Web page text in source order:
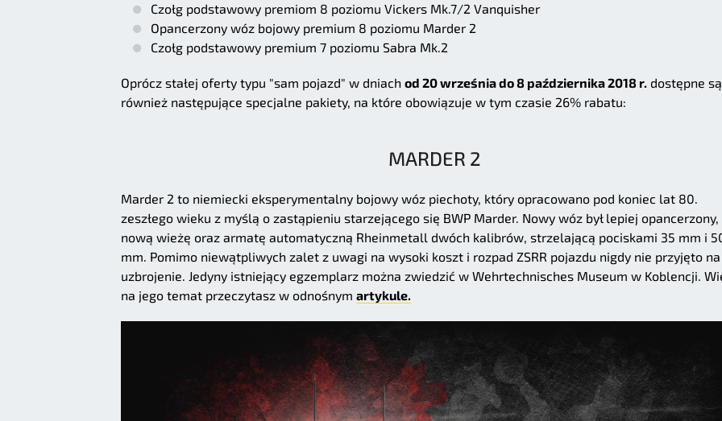
Czołg podstawowy premiom 8 poziomu Vickers Mk.7/2 Vanquisher
Opancerzony wóz bojowy premium 8 poziomu Marder 2
Czołg podstawowy premium 7 poziomu Sabra Mk.2
Oprócz stałej oferty typu "sam pojazd" w dniach od 20 września do 8 października 2018 r. dostępne są
również następujące specjalne pakiety, na które obowiązuje w tym czasie 26% rabatu:
MARDER 2
Marder 2 to niemiecki eksperymentalny bojowy wóz piechoty, który opracowano pod koniec lat 80.
zeszłego wieku z myślą o zastąpieniu starzejącego się BWP Marder. Nowy wóz był lepiej opancerzony,
nową wieżę oraz armatę automatyczną Rheinmetall dwóch kalibrów, strzelającą pociskami 35 mm i
mm. Pomimo niewątpliwych zalet z uwagi na wysoki koszt i rozpad ZSRR pojazdu nigdy nie przyjęto na
uzbrojenie. Jedyny istniejący egzemplarz można zwiedzić w Wehrtechnisches Museum w Koblencji.
na jego temat przeczytasz w odnośnym artykule.